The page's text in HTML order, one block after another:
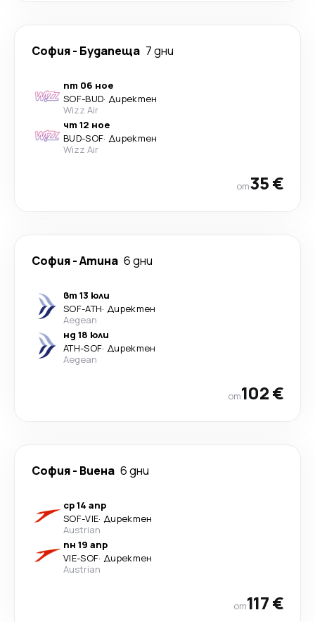
София- Будапеща 7 дни
пт 06 ное
SOF-BUD· Директен
Wizz Air
чт 12 ное
BUD-SOF· Директен
Wizz Air
от35 €
София-Атина 6 дни
вт 13 юли
SOF-ATH· Директен
Aegean
нд 18 юли
ATH-SOF· Директен
Aegean
от102 €
София- Виена 6 дни
ср 14 апр
SOF-VIE· Директен
Austrian
пн 19 апр
VIE-SOF· Директен
Austrian
от117 €